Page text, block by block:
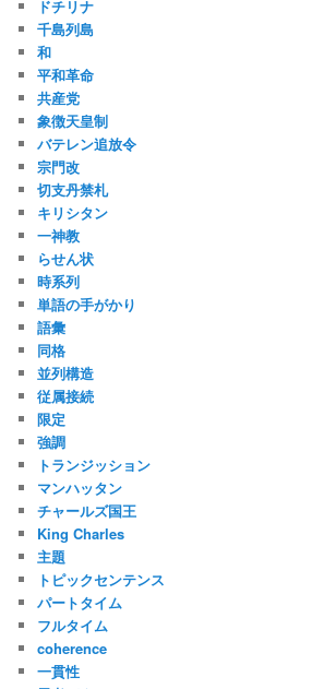
ドチリナ
千島列島
和
平和革命
共産党
象徴天皇制
バテレン追放令
宗門改
切支丹禁札
キリシタン
一神教
らせん状
時系列
単語の手がかり
語彙
同格
並列構造
従属接続
限定
強調
トランジッション
マンハッタン
チャールズ国王
King Charles
主題
トピックセンテンス
パートタイム
フルタイム
coherence
一貫性